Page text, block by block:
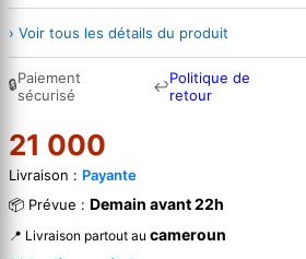
› Voir tous les détails du produit
🔒Paiement
sécurisé
↩Politique de
retour
21 000
Livraison : Payante
📦 Prévue : Demain avant 22h
📍 Livraison partout au cameroun